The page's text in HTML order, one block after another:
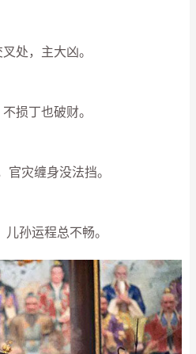
处，主大凶。
损丁也破财。
灾缠身没法挡。
孙运程总不畅。